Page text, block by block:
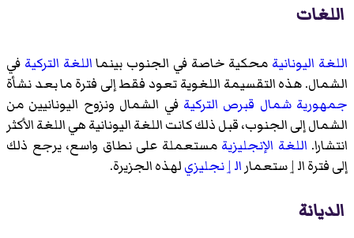
اللغات
اللغة اليونانية محكية خاصة في الجنوب بينمااللغة التركية في
الشمال. هذه التقسيمة اللغوية تعود فقط إلى فترة ما بعد نشأة
جمهورية شمال قبرص التركية في الشمال ونزوح اليونانيين من
الشمال إلى الجنوب، قبل ذلك كانت اللغة اليونانية هي اللغة الأكثر
انتشارا. اللغة الإنجليزية مستعملة على نطاق واسع، يرجع ذلك
إلى فترة الٳستعمار الٳنجليزيلهذه الجزيرة.
الديانة